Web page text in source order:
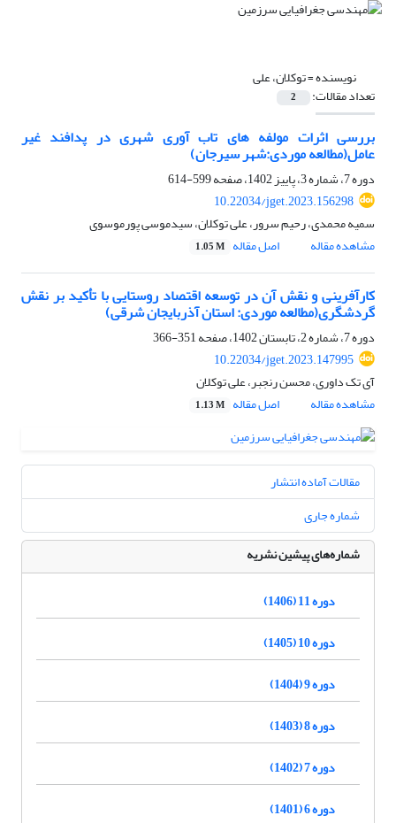
نویسنده =توکلان، علی
تعداد مقالات: 2
بررسی اثرات مولفه های تاب آوری شهری در پدافند غیر
عامل(مطالعه موردی:شهر سیرجان)
دوره 7، شماره 3، پاییز 1402، صفحه
599-614
10.22034/jget.2023.156298
سمیه محمدی، رحیم سرور، علی توکلان، سیدموسی پورموسوی
مشاهده مقاله
اصل مقاله 1.05 M
کارآفرینی و نقش آن در توسعه اقتصاد روستایی با تأکید بر نقش
گردشگری(مطالعه موردی: استان آذربایجان شرقی)
دوره 7، شماره 2، تابستان 1402، صفحه
351-366
10.22034/jget.2023.147995
آی تک داوری، محسن رنجبر، علی توکلان
مشاهده مقاله
اصل مقاله 1.13 M
مقالات آماده انتشار
شماره جاری
شماره‌های پیشین نشریه
دوره 11 (1406)
دوره 10 (1405)
دوره 9 (1404)
دوره 8 (1403)
دوره 7 (1402)
دوره 6 (1401)